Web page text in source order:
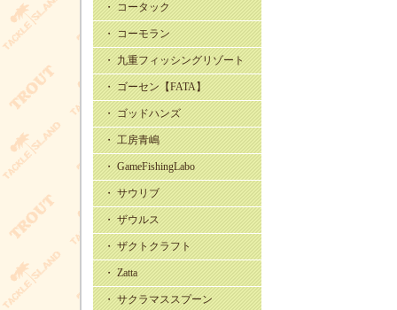
・ コータック
・ コーモラン
・ 九重フィッシングリゾート
・ ゴーセン【FATA】
・ ゴッドハンズ
・ 工房青嶋
・ GameFishingLabo
・ サウリブ
・ ザウルス
・ ザクトクラフト
・ Zatta
・ サクラマススプーン